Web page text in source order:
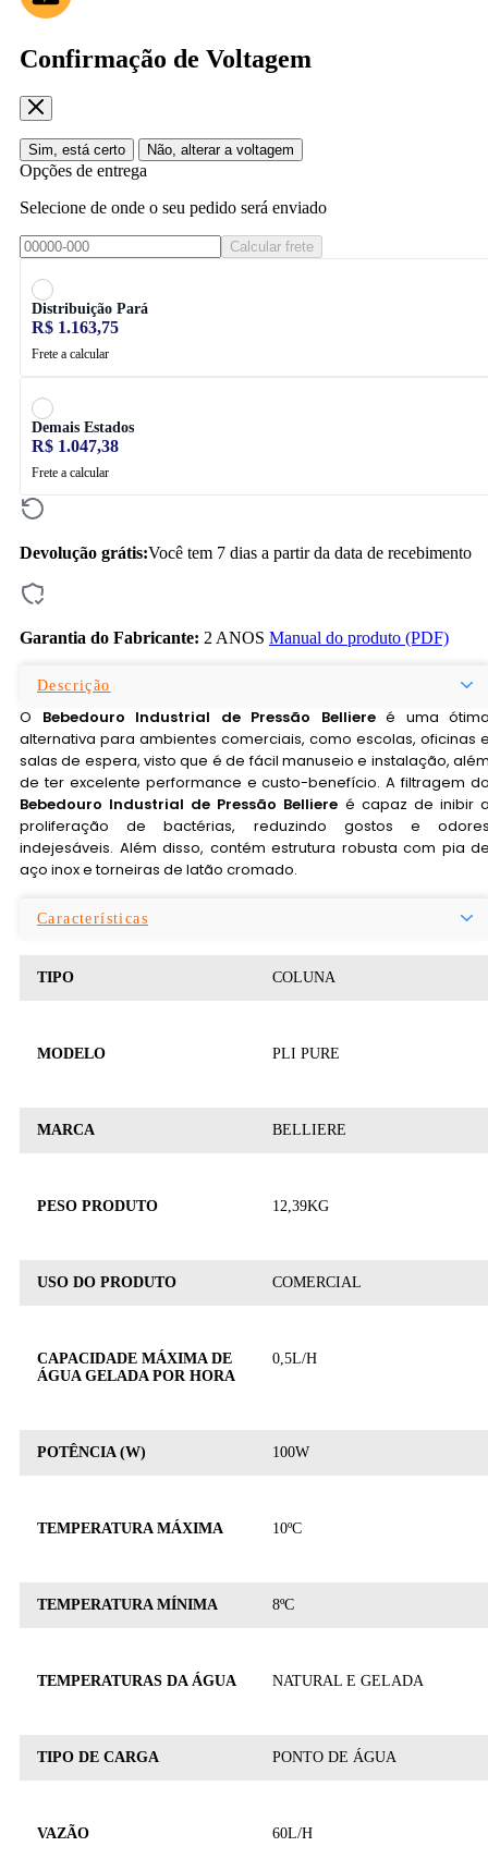
Confirmação de Voltagem
Sim, está certo Não, alterar a voltagem
Opções de entrega
Selecione de onde o seu pedido será enviado
Calcular frete
Distribuição Pará
R$ 1.163,75
Frete a calcular
Demais Estados
R$ 1.047,38
Frete a calcular
Devolução grátis:Você tem 7 dias a partir da data de recebimento
Garantia do Fabricante: 2 ANOS Manual do produto (PDF)
Descrição
O Bebedouro Industrial de Pressão Belliereé uma
alternativa para ambientes comerciais, como escolas, oficinas
salas de espera, visto que é de fácil manuseio e instalação,
de ter excelente performance e custo-benefício. A filtragem
Bebedouro Industrial de Pressão Belliere é capaz de inibir
proliferação de bactérias, reduzindo gostos e
indejesáveis. Além disso, contém estrutura robusta com pia
aço inox e torneiras de latão cromado.
Características
TIPO COLUNA
MODELO PLI PURE
MARCA BELLIERE
PESO PRODUTO 12,39KG
USO DO PRODUTO COMERCIAL
CAPACIDADE MÁXIMA DE
ÁGUA GELADA POR HORA
0,5L/H
POTÊNCIA (W) 100W
TEMPERATURA MÁXIMA 10ºC
TEMPERATURA MÍNIMA 8ºC
TEMPERATURAS DA ÁGUA NATURAL E GELADA
TIPO DE CARGA PONTO DE ÁGUA
VAZÃO 60L/H